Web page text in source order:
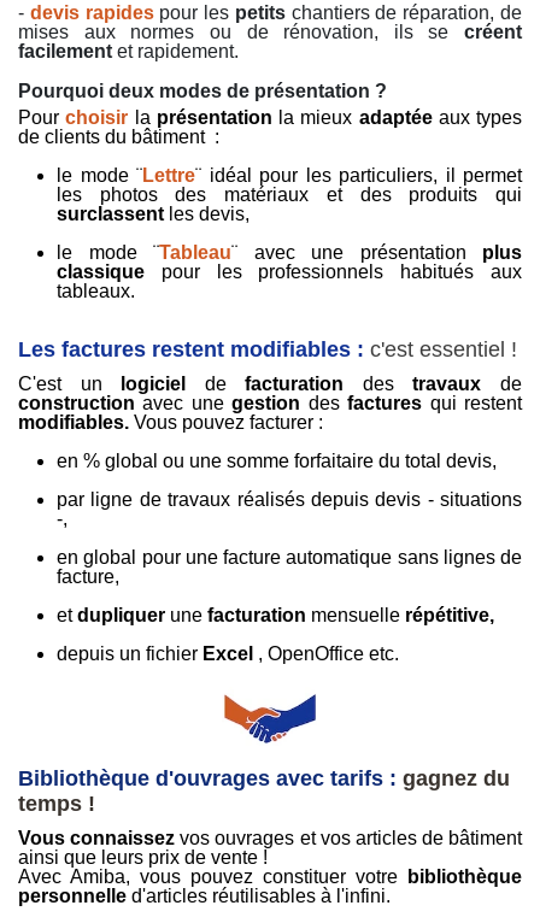
- devis rapidespour les petitschantiers de réparation, de
mises aux normes ou de rénovation, ils se créent
facilement et rapidement.
Pourquoi deux modes de présentation ?
Pourchoisir la présentation la mieux adaptéeaux types
de clients du bâtiment :
le mode ¨Lettre¨ idéal pour les particuliers, il permet
les photos des matériaux et des produits qui
surclassent les devis,
le mode ¨Tableau¨ avec une présentation plus
classique pour les professionnels habitués aux
tableaux.
Les factures restent modifiables : c'est essentiel !
C'est un logiciel defacturation destravaux de
construction avec unegestion desfactures qui restent
modifiables. Vous pouvez facturer :
en % global ou une somme forfaitaire du total devis,
par ligne de travaux réalisés depuis devis - situations
-,
en global pour une facture automatique sans lignes de
facture,
etdupliquer une facturation mensuelle répétitive,
depuis un fichier Excel , OpenOffice etc.
Bibliothèque d'ouvrages avec tarifs : gagnez du
temps !
Vous connaissez vos ouvrages et vos articles de bâtiment
ainsi que leurs prix de vente !
Avec Amiba, vous pouvez constituer votre
bibliothèque
personnelle d'articles réutilisables à l'infini.